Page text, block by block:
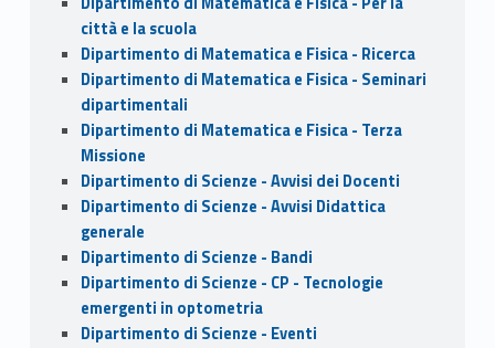
città e la scuola
Dipartimento di Matematica e Fisica - Ricerca
Dipartimento di Matematica e Fisica - Seminari
dipartimentali
Dipartimento di Matematica e Fisica - Terza
Missione
Dipartimento di Scienze - Avvisi dei Docenti
Dipartimento di Scienze - Avvisi Didattica
generale
Dipartimento di Scienze - Bandi
Dipartimento di Scienze - CP - Tecnologie
emergenti in optometria
Dipartimento di Scienze - Eventi